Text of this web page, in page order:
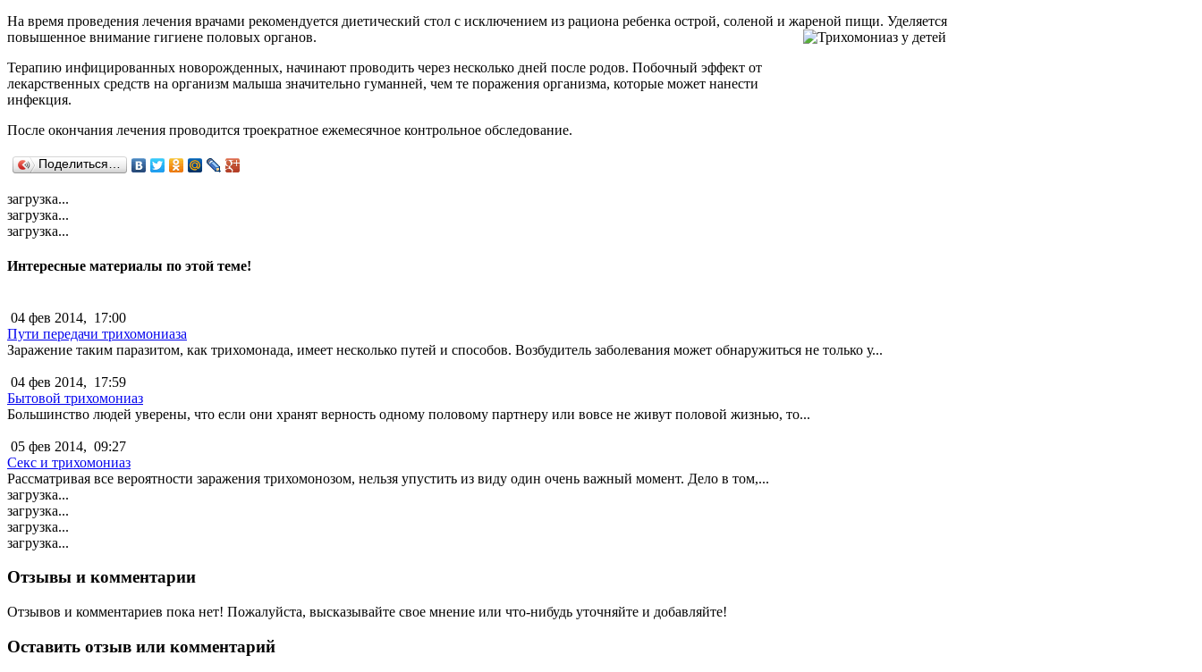
На время проведения лечения врачами рекомендуется диетический стол с исключением из рациона ребенка острой, соленой и жареной пищи. Уделяется
повышенное внимание гигиене половых органов.
Терапию инфицированных новорожденных, начинают проводить через несколько дней после родов. Побочный эффект от
лекарственных средств на организм малыша значительно гуманней, чем те поражения организма, которые может нанести
инфекция.
После окончания лечения проводится троекратное ежемесячное контрольное обследование.
Поделиться…
загрузка...
загрузка...
загрузка...
Интересные материалы по этой теме!
04 фев 2014, 17:00
Пути передачи трихомониаза
Заражение таким паразитом, как трихомонада, имеет несколько путей и способов. Возбудитель заболевания может обнаружиться не только у...
04 фев 2014, 17:59
Бытовой трихомониаз
Большинство людей уверены, что если они хранят верность одному половому партнеру или вовсе не живут половой жизнью, то...
05 фев 2014, 09:27
Секс и трихомониаз
Рассматривая все вероятности заражения трихомонозом, нельзя упустить из виду один очень важный момент. Дело в том,...
загрузка...
загрузка...
загрузка...
загрузка...
Отзывы и комментарии
Отзывов и комментариев пока нет! Пожалуйста, высказывайте свое мнение или что-нибудь уточняйте и добавляйте!
Оставить отзыв или комментарий